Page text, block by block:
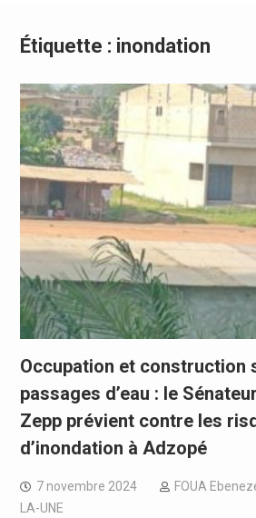
Étiquette : inondation
Occupation et construction
passages d’eau : le
Zepp prévient contre les
d’inondation à Adzopé
7 novembre 2024 FOUA
LA-UNE